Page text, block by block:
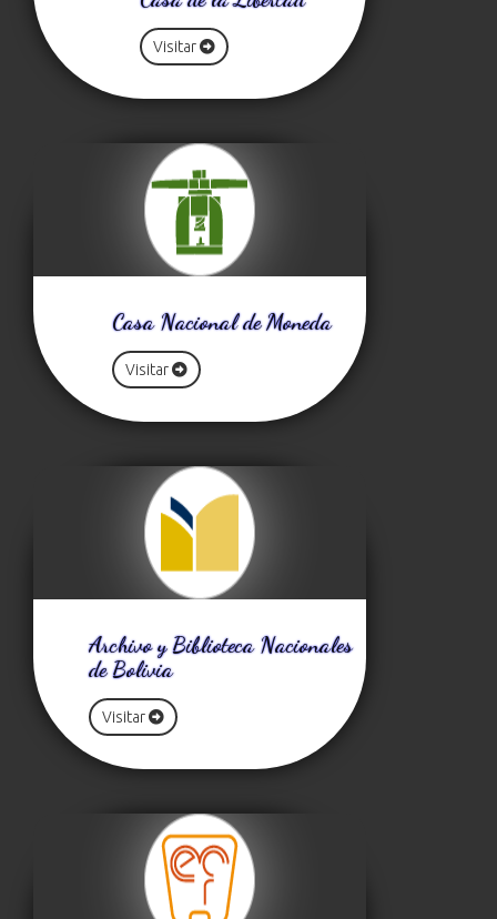
Visitar
Casa Nacional de Moneda
Visitar
Archivo y Biblioteca Nacionales
de Bolivia
Visitar